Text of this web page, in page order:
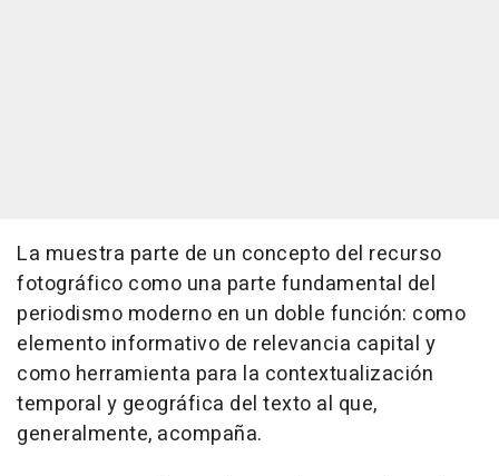
La muestra parte de un concepto del recurso
fotográfico como una parte fundamental del
periodismo moderno en un doble función: como
elemento informativo de relevancia capital y
como herramienta para la contextualización
temporal y geográfica del texto al que,
generalmente, acompaña.